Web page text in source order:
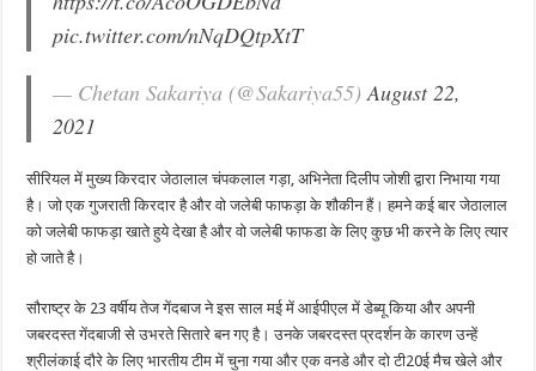
pic.twitter.com/nNqDQtpXtT
— Chetan Sakariya (@Sakariya55)August 22,
2021
सीरियल में मुख्य किरदार जेठालाल चंपकलाल गड़ा, अभिनेता दिलीप जोशी द्वारा निभाया गया
है। जो एक गुजराती किरदार है और वो जलेबी फाफड़ा के शौकीन हैं। हमने कई बार जेठालाल
को जलेबी फाफड़ा खाते हुये देखा है और वो जलेबी फाफडा के लिए कुछ भी करने के लिए त्यार
हो जाते है।
सौराष्ट्र के 23 वर्षीय तेज गेंदबाज ने इस साल मई में आईपीएल में डेब्यू किया और अपनी
जबरदस्त गेंदबाजी से उभरते सितारे बन गए है। उनके जबरदस्त प्रदर्शन के कारण उन्हें
श्रीलंकाई दौरे के लिए भारतीय टीम में चुना गया और एक वनडे और दो टी20ई मैच खेले और